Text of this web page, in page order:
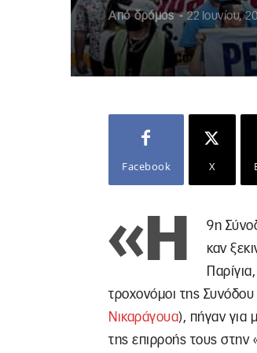
Από δρόμος - 22 Ιουνίου,
Facebook X
«H
9η
καν
τροχονόμοι της Συνόδου
Νικαράγουα), πήγαν για
της επιρροής τους στην